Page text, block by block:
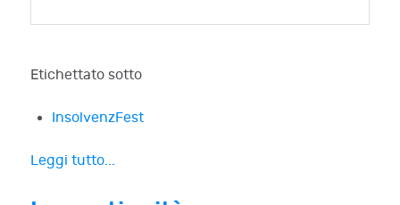
Etichettato sotto
InsolvenzFest
Leggi tutto...